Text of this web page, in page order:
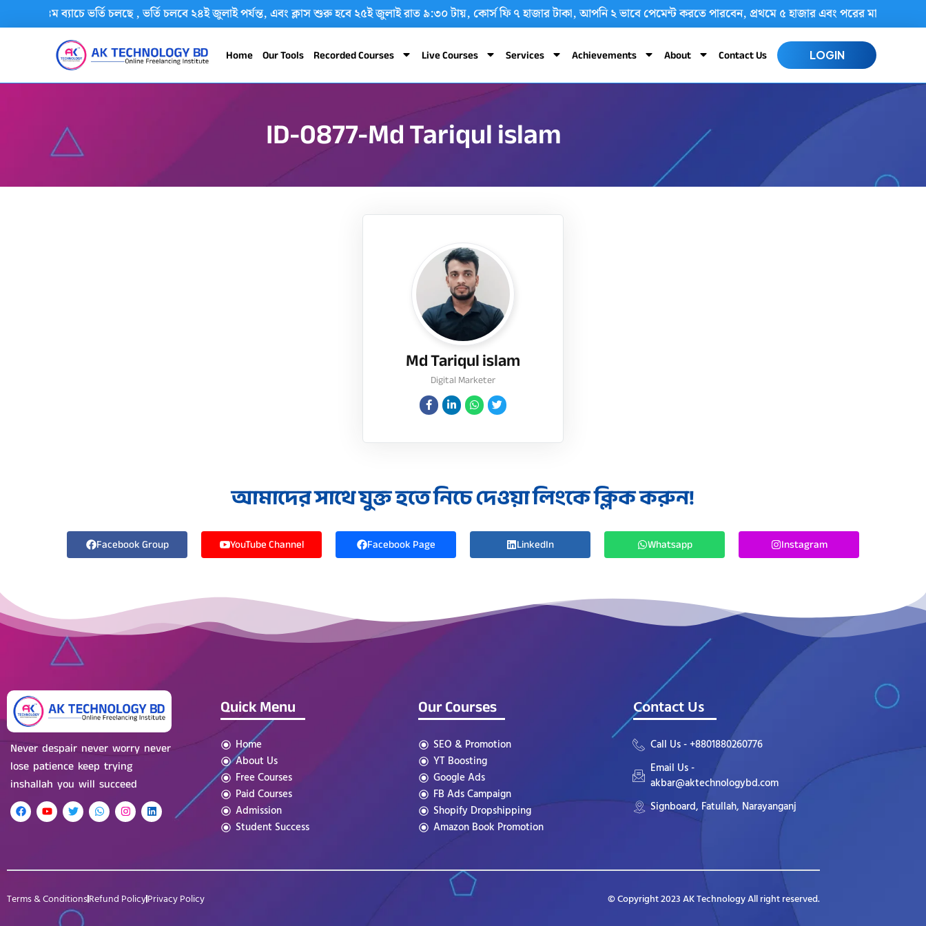
১৪ম ব্যাচে ভর্তি চলছে , ভর্তি চলবে ২৪ই জুলাই পর্যন্ত, এবং ক্লাস শুরু হবে ২৫ই জুলাই রাত ৯:৩০ টায়, কোর্স ফি ৭ হাজার টাকা, আপনি ২ ভাবে পেমেন্ট করতে পারবেন, প্রথমে ৫ হাজার এবং পরের মাসে একই
Home Our Tools Recorded Courses Live Courses Services Achievements About Contact Us LOGIN
ID-0877-Md Tariqul islam
Md Tariqul islam
Digital Marketer
আমাদের সাথে যুক্ত হতে নিচে দেওয়া লিংকে ক্লিক করুন!
Facebook Group YouTube Channel Facebook Page LinkedIn Whatsapp Instagram
Never despair never worry never
lose patience keep trying
inshallah you will succeed
Quick Menu
Home
About Us
Free Courses
Paid Courses
Admission
Student Success
Our Courses
SEO & Promotion
YT Boosting
Google Ads
FB Ads Campaign
Shopify Dropshipping
Amazon Book Promotion
Contact Us
Call Us - +8801880260776
Email Us -
akbar@aktechnologybd.com
Signboard, Fatullah, Narayanganj
Terms & ConditionsRefund PolicyPrivacy Policy © Copyright 2023 AK Technology All right reserved.